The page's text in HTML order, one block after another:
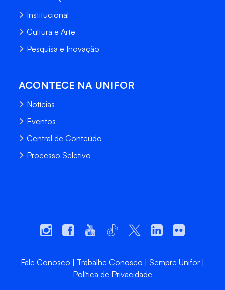
Institucional
Cultura e Arte
Pesquisa e Inovação
ACONTECE NA UNIFOR
Notícias
Eventos
Central de Conteúdo
Processo Seletivo
Fale Conosco Trabalhe Conosco
Sempre Unifor
Política de Privacidade